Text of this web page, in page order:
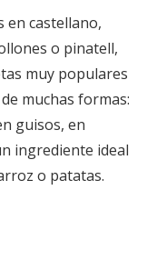
en castellano,
o pinatell,
muy populares
muchas formas:
guisos, en
ingrediente ideal
o patatas.